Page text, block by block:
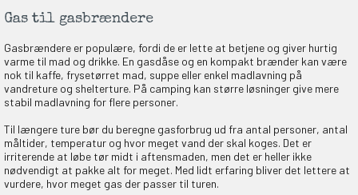
Gas til gasbrændere
Gasbrændere er populære, fordi de er lette at betjene og giver hurtig
varme til mad og drikke. En gasdåse og en kompakt brænder kan være
nok til kaffe, frysetørret mad, suppe eller enkel madlavning på
vandreture og shelterture. På camping kan større løsninger give mere
stabil madlavning for flere personer.
Til længere ture bør du beregne gasforbrug ud fra antal personer, antal
måltider, temperatur og hvor meget vand der skal koges. Det er
irriterende at løbe tør midt i aftensmaden, men det er heller ikke
nødvendigt at pakke alt for meget. Med lidt erfaring bliver det lettere at
vurdere, hvor meget gas der passer til turen.
PÅ
om et gavekort på
om måneden